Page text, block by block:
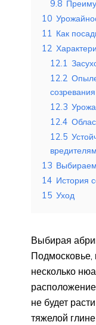
9.8
10
11 Как
12
12.1
12.2
созревания
12.3
12.4
12.5
вредителям
13
14 История
15 Уход
Выбирая
Подмосковье,
несколько
не будет
тяжелой